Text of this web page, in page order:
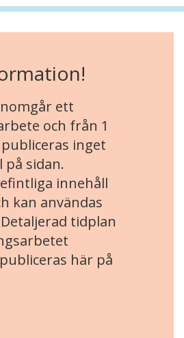
ett
och från 1
inget
sidan.
innehåll
kan användas
tidplan
här på